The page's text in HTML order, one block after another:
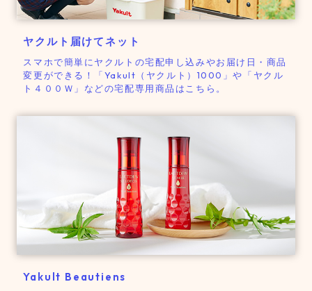
ヤクルト届けてネット
スマホで簡単にヤクルトの宅配申し込みやお届け日・商品
変更ができる！「Yakult（ヤクルト）1000」や「ヤクル
ト４００Ｗ」などの宅配専用商品はこちら。
Yakult Beautiens